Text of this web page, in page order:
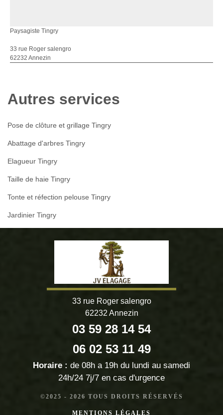
Paysagiste Tingry
33 rue Roger salengro
62232 Annezin
Autres services
Pose de clôture et grillage Tingry
Abattage d'arbres Tingry
Elagueur Tingry
Taille de haie Tingry
Tonte et réfection pelouse Tingry
Jardinier Tingry
33 rue Roger salengro
62232 Annezin
03 59 28 14 54
06 02 53 11 49
Horaire : de 08h a 19h du lundi au samedi
24h/24 7j/7 en cas d'urgence
©2025 - 2026 TOUS DROITS RÉSERVÉS
MENTIONS LÉGALES